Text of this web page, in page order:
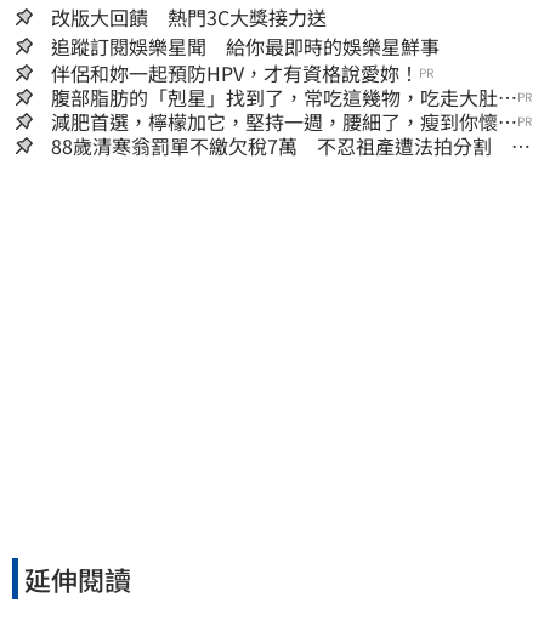
改版大回饋 熱門3C大獎接力送
追蹤訂閱娛樂星聞 給你最即時的娛樂星鮮事
伴侶和妳一起預防HPV，才有資格說愛妳！ PR
腹部脂肪的「剋星」找到了，常吃這幾物，吃走大肚
囊，瘦出小蠻腰
PR
減肥首選，檸檬加它，堅持一週，腰細了，瘦到你懷疑
人生
PR
88歲清寒翁罰單不繳欠稅7萬 不忍祖產遭法拍分割 家
延伸閱讀